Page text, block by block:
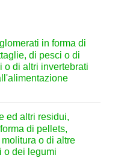
in forma di
di pesci o di
o di altri invertebrati
ed altri residui,
di pellets,
o di altre
o dei legumi